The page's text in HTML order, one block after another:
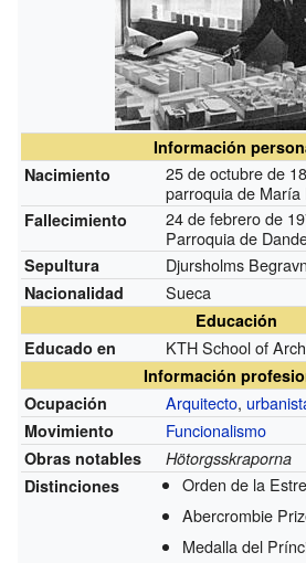
Información
Nacimiento
25 de octubre de
parroquia de María
Fallecimiento
24 de febrero de
Parroquia de
Sepultura Djursholms
Nacionalidad Sueca
Educación
Educado en
KTH School of
Información
Ocupación
Arquitecto,
Movimiento Funcionalismo
Obras notables
Hötorgsskraporna
Distinciones
Orden de la
Abercrombie
Medalla del